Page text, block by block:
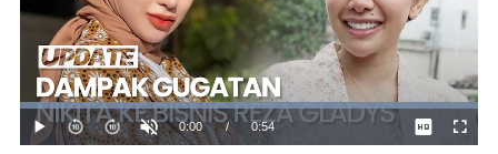
Mainkan
Suara
Hidup
Waktu
0:00 / Durasi
0:54
Dimuat:
100.00%